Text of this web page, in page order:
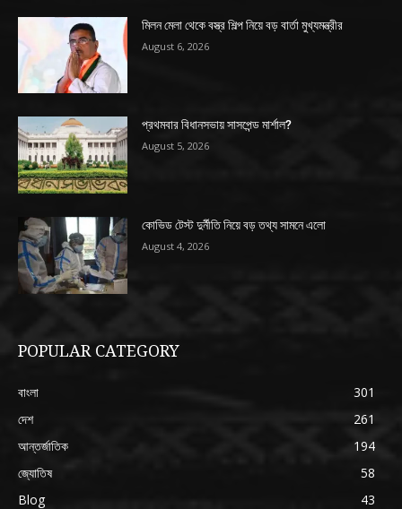
মিলন মেলা থেকে বস্ত্র শিল্প নিয়ে বড় বার্তা মুখ্যমন্ত্রীর
August 6, 2026
প্রথমবার বিধানসভায় সাসপেন্ড মার্শাল?
August 5, 2026
কোভিড টেস্ট দুর্নীতি নিয়ে বড় তথ্য সামনে এলো
August 4, 2026
POPULAR CATEGORY
বাংলা
301
দেশ
261
আন্তর্জাতিক
194
জ্যোতিষ
58
Blog
43